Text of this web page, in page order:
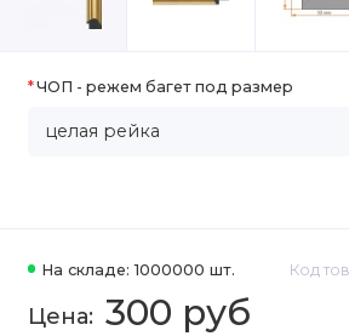
На складе: 1000000 шт. Код
300 руб
ЧОП - режем багет под размер